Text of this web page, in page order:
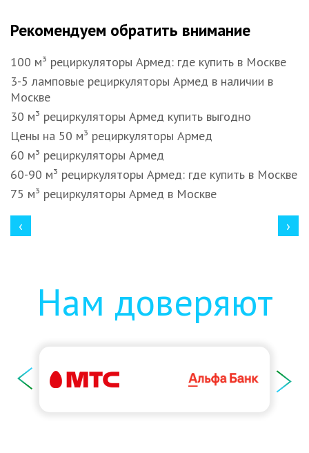
Рекомендуем обратить внимание
100 м³ рециркуляторы Армед: где купить в Москве
3-5 ламповые рециркуляторы Армед в наличии в
Москве
30 м³ рециркуляторы Армед купить выгодно
Цены на 50 м³ рециркуляторы Армед
60 м³ рециркуляторы Армед
60-90 м³ рециркуляторы Армед: где купить в Москве
75 м³ рециркуляторы Армед в Москве
‹ ›
Нам доверяют